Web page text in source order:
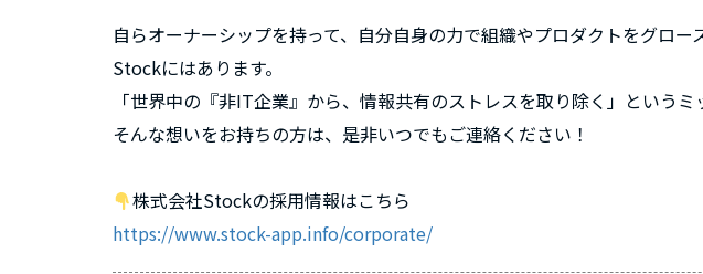
自らオーナーシップを持って、自分自身の力で組織やプロダクトをグロ
Stockにはあります。
「世界中の『非IT企業』から、情報共有のストレスを取り除く」というミ
そんな想いをお持ちの方は、是非いつでもご連絡ください！
株式会社Stockの採用情報はこちら
https://www.stock-app.info/corporate/